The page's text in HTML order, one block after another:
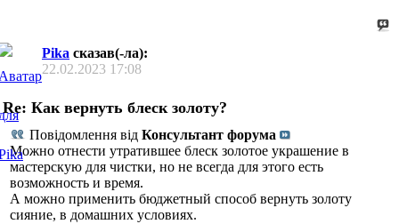
Pika сказав(-ла):
22.02.2023 17:08
Re: Как вернуть блеск золоту?
Повідомлення від Консультант форума
Можно отнести утратившее блеск золотое украшение в
мастерскую для чистки, но не всегда для этого есть
возможность и время.
А можно применить бюджетный способ вернуть золоту
сияние, в домашних условиях.